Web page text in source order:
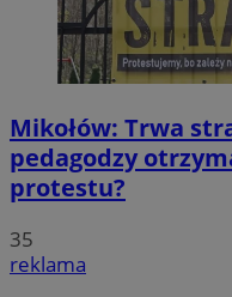
Mikołów: Trwa
pedagodzy
protestu?
35
reklama